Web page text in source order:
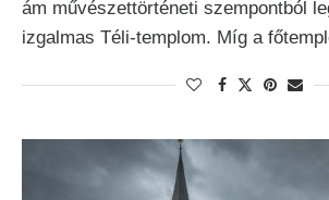
ám művészettörténeti szempontból
izgalmas Téli-templom. Míg a